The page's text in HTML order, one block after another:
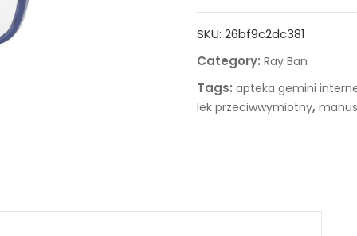
SKU: 26bf9c2dc381
Category: Ray Ban
Tags: apteka gemini
lek przeciwwymiotny,